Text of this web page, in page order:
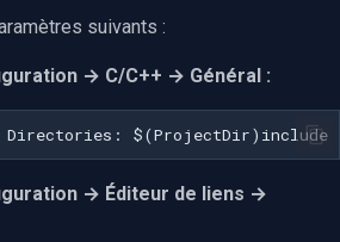
Wisenet
suivants :
→ C/C++ → Général :
→ Éditeur de liens →